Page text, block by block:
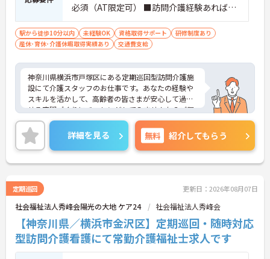
必須（AT限定可） ■訪問介護経験あれば尚
可 ■未経験の方、ブランクのある方OK ※先
輩職員が慣れるまでフォローしますので安
心して働くことができます。
駅から徒歩10分以内 未経験OK 資格取得サポート
研修制度あり
産休･育休･介護休暇取得実績あり
交通費支給
神奈川県横浜市戸塚区にある定期巡回型訪問介護施
設にて介護スタッフのお仕事です。あなたの経験や
スキルを活かして、高齢者の皆さまが安心して過ご
せる空間づくりにチャレンジしてみませんか？ご興
味ある方には、面接対策ポイントなど、さらに詳細
をお話しいたしますのでお気軽にご相談ください。
詳細を見る 無料 紹介してもらう
定期巡回 更新日：2026年08月07日
社会福祉法人秀峰会陽光の大地 ケア24 社会福祉法人秀峰会
【神奈川県／横浜市金沢区】定期巡回・随時対応
型訪問介護看護にて常勤介護福祉士求人です